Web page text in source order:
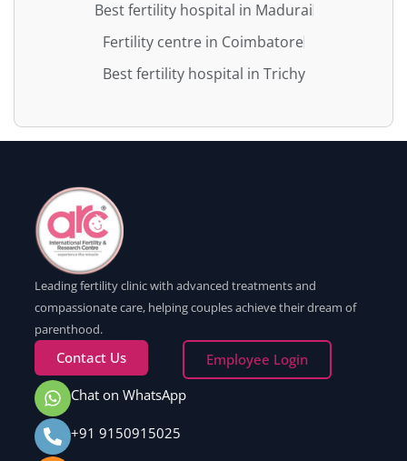
Best fertility hospital in Madurai
Fertility centre in Coimbatore
Best fertility hospital in Trichy
Leading fertility clinic with advanced treatments and
compassionate care, helping couples achieve their dream of
parenthood.
Contact Us
Employee Login
Chat on WhatsApp
+91 9150915025